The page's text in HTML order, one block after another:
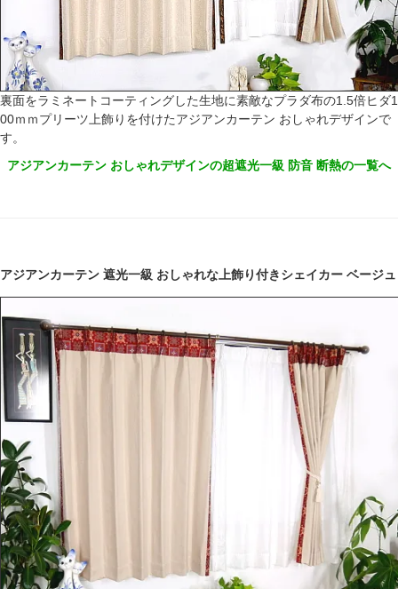
裏面をラミネートコーティングした生地に素敵なプラダ布の1.5倍ヒダ1
00ｍｍプリーツ上飾りを付けたアジアンカーテン おしゃれデザインで
す。
アジアンカーテン おしゃれデザインの超遮光一級 防音 断熱の一覧へ
アジアンカーテン 遮光一級 おしゃれな上飾り付きシェイカー ベージュ